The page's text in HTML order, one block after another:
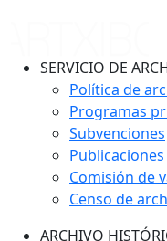
SERVICIO DE
Política de
Programas
Subvenciones
Publicaciones
Comisión de
Censo de
ARCHIVO